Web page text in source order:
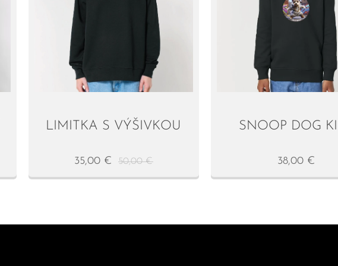
LIMITKA S VÝŠIVKOU
35,00 € 50,00€
SNOOP DOG
38,00 €